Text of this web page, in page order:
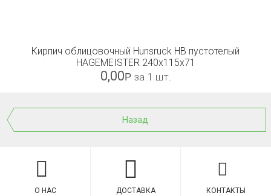
Кирпич облицовочный Hunsruck HB пустотелый
HAGEMEISTER 240x115x71
0,00Р за 1 шт.
Назад
О НАС ДОСТАВКА КОНТАКТЫ